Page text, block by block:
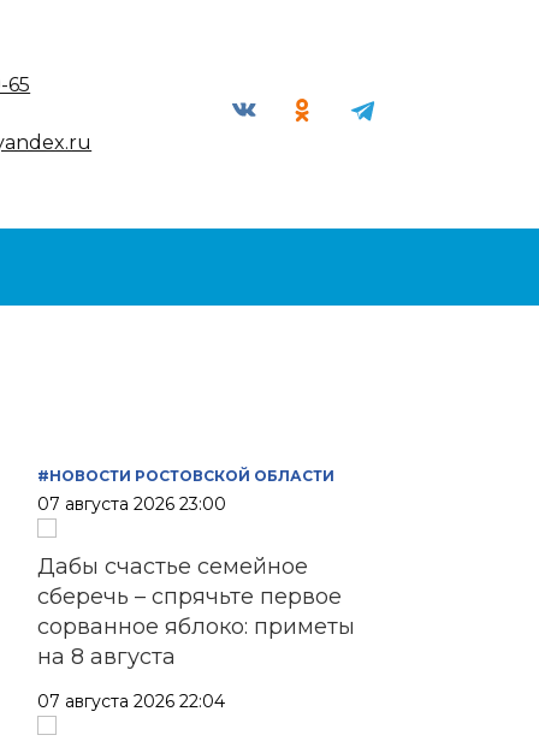
65
#НОВОСТИ РОСТОВСКОЙ ОБЛАСТИ
07 августа 2026 23:00
Дабы счастье семейное
сберечь – спрячьте первое
сорванное яблоко: приметы
на 8 августа
07 августа 2026 22:04